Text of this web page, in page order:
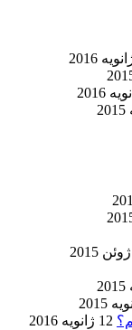
12 ژانویه 2016